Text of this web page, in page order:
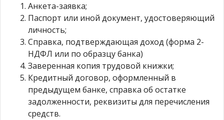
Анкета-заявка;
Паспорт или иной документ, удостоверяющий
личность;
Справка, подтверждающая доход (форма 2-
НДФЛ или по образцу банка)
Заверенная копия трудовой книжки;
Кредитный договор, оформленный в
предыдущем банке, справка об остатке
задолженности, реквизиты для перечисления
средств.